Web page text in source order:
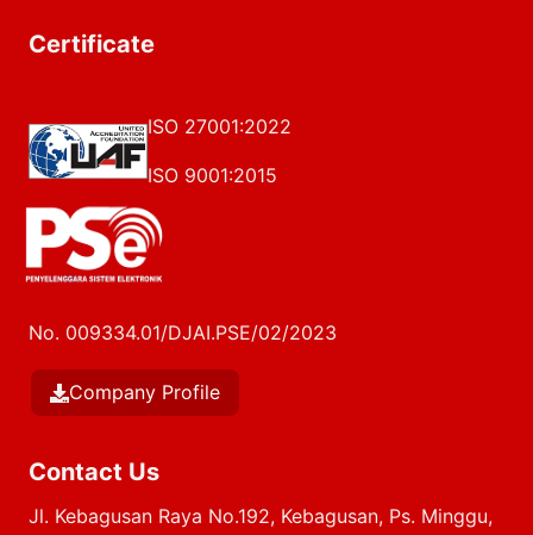
Certificate
ISO 27001:2022
ISO 9001:2015
No. 009334.01/DJAI.PSE/02/2023
Company Profile
Contact Us
Jl. Kebagusan Raya No.192, Kebagusan, Ps. Minggu,